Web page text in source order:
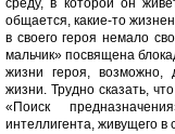
среду, в которой он
общается, какие-то
в своего героя немало
мальчик» посвящена
жизни героя, возможно,
жизни. Трудно сказать,
«Поиск
интеллигента, живущего в